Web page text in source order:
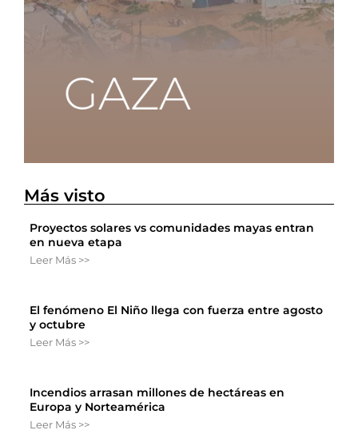
Más visto
Proyectos solares vs comunidades mayas entran
en nueva etapa
Leer Más >>
El fenómeno El Niño llega con fuerza entre agosto
y octubre
Leer Más >>
Incendios arrasan millones de hectáreas en
Europa y Norteamérica
Leer Más >>